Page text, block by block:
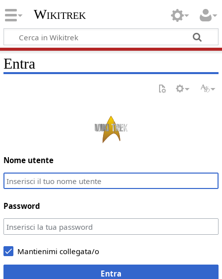
Wikitrek
Entra
Nome utente
Password
Mantienimi collegata/o
Entra